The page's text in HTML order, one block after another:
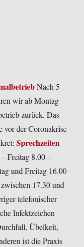
Nach 5
wir ab Montag
zurück.Das
vor der Coronakrise
Sprechzeiten
Freitag 8.00 –
und Freitag 16.00
17.30 und
telefonischer
Infektzeichen
Übelkeit,
ist die Praxis